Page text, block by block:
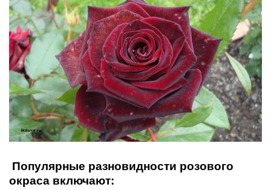
Популярные разновидности розового
окраса включают: